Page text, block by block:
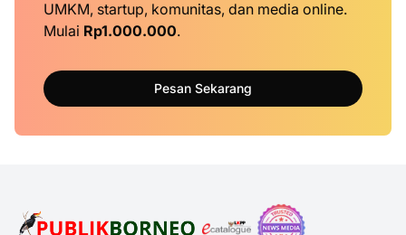
UMKM, startup, komunitas, dan media online.
Mulai Rp1.000.000.
Pesan Sekarang